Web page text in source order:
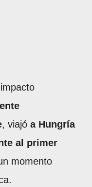
, viajó a Hungría
al primer
momento